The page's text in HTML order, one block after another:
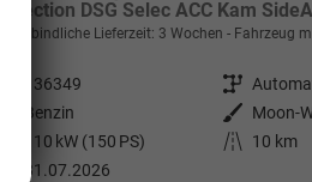
unverbindliche Lieferzeit: 3 Wochen Fahrzeug
136349 Getriebe
Benzin Außenfarbe
Moon-
110 kW (150 PS) Kilometerstand
10 km
31.07.2026